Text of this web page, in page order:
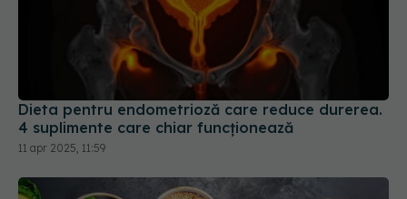
Dieta pentru endometrioză care reduce durerea.
4 suplimente care chiar funcționează
11 apr 2025, 11:59